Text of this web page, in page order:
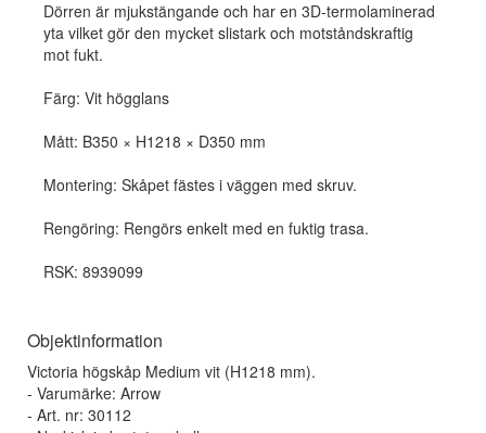
Dörren är mjukstängande och har en 3D-termolaminerad
yta vilket gör den mycket slistark och motståndskraftig
mot fukt.
Färg: Vit högglans
Mått: B350 × H1218 × D350 mm
Montering: Skåpet fästes i väggen med skruv.
Rengöring: Rengörs enkelt med en fuktig trasa.
RSK: 8939099
Objektinformation
Victoria högskåp Medium vit (H1218 mm).
- Varumärke: Arrow
- Art. nr: 30112